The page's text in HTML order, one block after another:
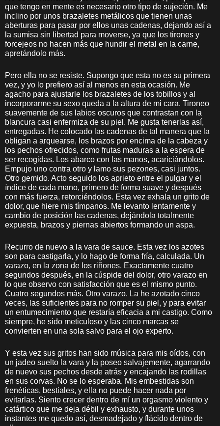
que tengo en mente es necesario otro tipo de sujeción. Me
inclino por unos brazaletes metálicos que tienen unas
aberturas para pasar por ellos unas cadenas, dejando así a
la sumisa sin libertad para moverse, ya que los tirones y
forcejeos no hacen más que hundir el metal en la carne,
apretándolo más.
Pero ella no se resiste. Supongo que esta no es su primera
vez, y yo lo prefiero así al menos en esta ocasión. Me
agacho para ajustarle los brazaletes de los tobillos y al
incorporarme su sexo queda a la altura de mi cara. Tironeo
suavemente de sus labios oscuros que contrastan con la
blancura casi enfermiza de su piel. Me gusta tenerlas así,
entregadas. He colocado las cadenas de tal manera que la
obligan a arquearse, los brazos por encima de la cabeza y
los pechos ofrecidos, como frutas maduras a la espera de
ser recogidas. Los abarco con las manos, acariciándolos.
Empujo uno contra otro y lamo sus pezones, casi juntos.
Otro gemido. Acto seguido los aprieto entre el pulgar y el
índice de cada mano, primero de forma suave y después
con más fuerza, retorciéndolos. Esta vez exhala un grito de
dolor, que hiere mis tímpanos. Me levanto lentamente y
cambio de posición las cadenas, dejándola totalmente
expuesta, brazos y piernas abiertos formando un aspa.
Recurro de nuevo a la vara de sauce. Esta vez los azotes
son para castigarla, y lo hago de forma fría, calculada. Un
varazo, en la zona de los riñones. Exactamente cuatro
segundos después, en la cúspide del dolor, otro varazo en
lo que observo con satisfacción que es el mismo punto.
Cuatro segundos más. Otro varazo. La he azotado cinco
veces, las suficientes para no romper su piel, y para evitar
un entumecimiento que restaría eficacia a mi castigo. Como
siempre, he sido meticuloso y las cinco marcas se
convierten en una sola salvo para el ojo experto.
Y esta vez sus gritos han sido música para mis oídos, con
un jadeo suelto la vara y la poseo salvajemente, agarrando
de nuevo sus pechos desde atrás y encajando las rodillas
en sus corvas. No se lo esperaba. Mis embestidas son
frenéticas, bestiales, y ella no puede hacer nada por
evitarlas. Siento crecer dentro de mí un orgasmo violento y
catártico que me deja débil y exhausto, y durante unos
instantes me quedo así, desmadejado y flácido dentro de